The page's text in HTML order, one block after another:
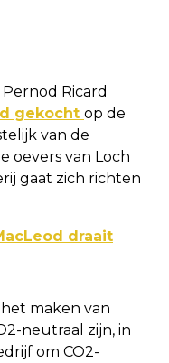
Ricard
gekocht op de
van de
oevers van Loch
gaat zich richten
draait
maken van
neutraal zijn, in
om CO2-